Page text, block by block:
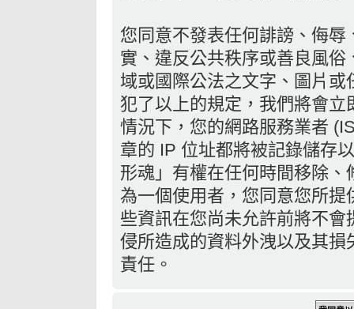
您同意不發表任何誹謗、侮
實、違反公共秩序或善良風
域或國際公法之文字、圖片
犯了以上的規定，我們將會
情況下，您的網路服務業者
章的 IP 位址都將被記錄儲存
形魂」有權在任何時間移除
為一個使用者，您同意您所
些資訊在您尚未允許前將不
侵所造成的資料外洩以及其
責任。